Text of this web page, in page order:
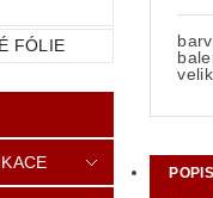
FÓLIE
POPIS